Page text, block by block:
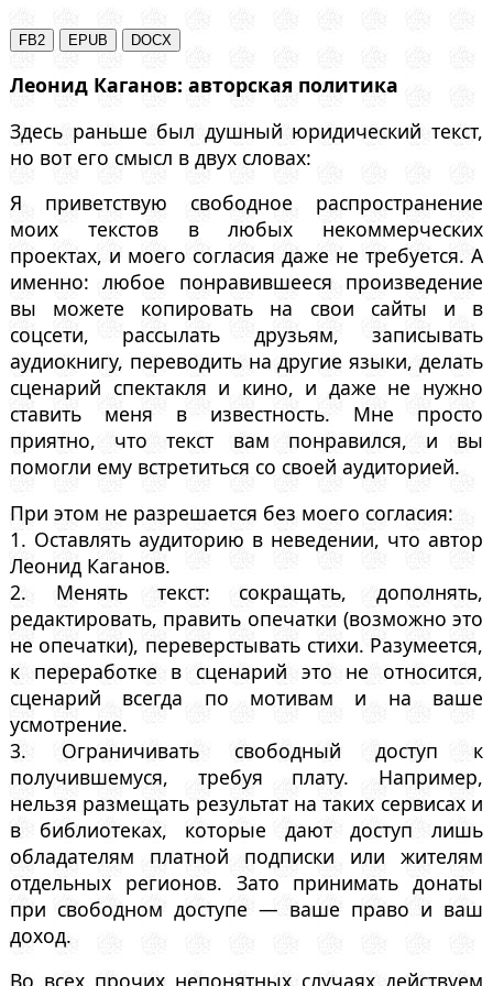
Леонид Каганов: авторская политика
Здесь раньше был душный юридический текст,
но вот его смысл в двух словах:
Я приветствую свободное распространение
моих текстов в любых некоммерческих
проектах, и моего согласия даже не требуется. А
именно: любое понравившееся произведение
вы можете копировать на свои сайты и в
соцсети, рассылать друзьям, записывать
аудиокнигу, переводить на другие языки, делать
сценарий спектакля и кино, и даже не нужно
ставить меня в известность. Мне просто
приятно, что текст вам понравился, и вы
помогли ему встретиться со своей аудиторией.
При этом не разрешается без моего согласия:
1. Оставлять аудиторию в неведении, что автор
Леонид Каганов.
2. Менять текст: сокращать, дополнять,
редактировать, править опечатки (возможно это
не опечатки), переверстывать стихи. Разумеется,
к переработке в сценарий это не относится,
сценарий всегда по мотивам и на ваше
усмотрение.
3. Ограничивать свободный доступ к
получившемуся, требуя плату. Например,
нельзя размещать результат на таких сервисах и
в библиотеках, которые дают доступ лишь
обладателям платной подписки или жителям
отдельных регионов. Зато принимать донаты
при свободном доступе — ваше право и ваш
доход.